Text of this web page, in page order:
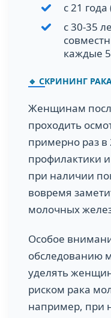
с 21
с 30-35
каждые
🔹 СКРИНИНГ
Женщинам
проходить
примерно раз в
профилактики
при наличии
вовремя
молочных
Особое
обследованию
уделять
риском рака
например, при